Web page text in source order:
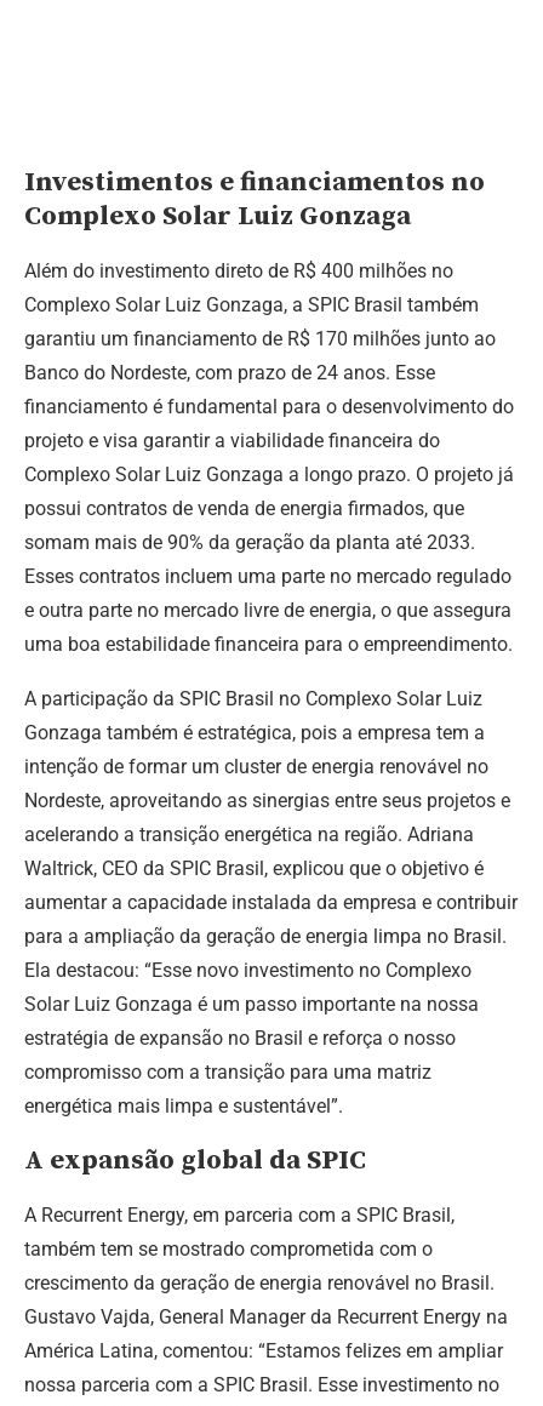
Investimentos e financiamentos no
Complexo Solar Luiz Gonzaga
Além do investimento direto de R$ 400 milhões no
Complexo Solar Luiz Gonzaga, a SPIC Brasil também
garantiu um financiamento de R$ 170 milhões junto ao
Banco do Nordeste, com prazo de 24 anos. Esse
financiamento é fundamental para o desenvolvimento do
projeto e visa garantir a viabilidade financeira do
Complexo Solar Luiz Gonzaga a longo prazo. O projeto já
possui contratos de venda de energia firmados, que
somam mais de 90% da geração da planta até 2033.
Esses contratos incluem uma parte no mercado regulado
e outra parte no mercado livre de energia, o que assegura
uma boa estabilidade financeira para o empreendimento.
A participação da SPIC Brasil no Complexo Solar Luiz
Gonzaga também é estratégica, pois a empresa tem a
intenção de formar um cluster de energia renovável no
Nordeste, aproveitando as sinergias entre seus projetos e
acelerando a transição energética na região. Adriana
Waltrick, CEO da SPIC Brasil, explicou que o objetivo é
aumentar a capacidade instalada da empresa e contribuir
para a ampliação da geração de energia limpa no Brasil.
Ela destacou: “Esse novo investimento no Complexo
Solar Luiz Gonzaga é um passo importante na nossa
estratégia de expansão no Brasil e reforça o nosso
compromisso com a transição para uma matriz
energética mais limpa e sustentável”.
A expansão global da SPIC
A Recurrent Energy, em parceria com a SPIC Brasil,
também tem se mostrado comprometida com o
crescimento da geração de energia renovável no Brasil.
Gustavo Vajda, General Manager da Recurrent Energy na
América Latina, comentou: “Estamos felizes em ampliar
nossa parceria com a SPIC Brasil. Esse investimento no